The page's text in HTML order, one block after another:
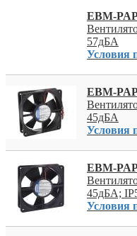
EBM-
57дБА
Условия
EBM-
45дБА
Условия
EBM-
45дБА;
Условия